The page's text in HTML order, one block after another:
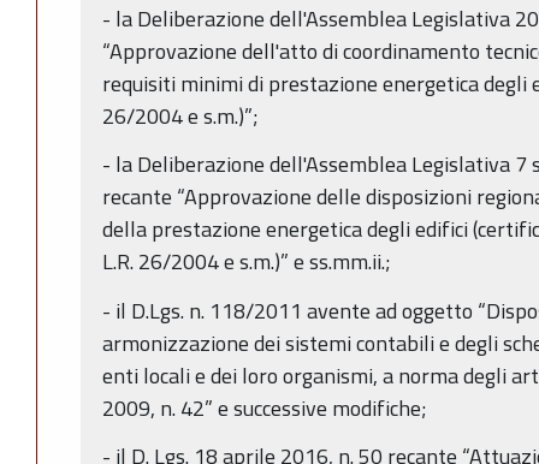
- la Deliberazione dell'Assemblea Legislativa
“Approvazione dell'atto di coordinamento
requisiti minimi di prestazione energetica degli
26/2004 e s.m.)”;
- la Deliberazione dell'Assemblea Legislativa
recante “Approvazione delle disposizioni
della prestazione energetica degli edifici
L.R. 26/2004 e s.m.)” e ss.mm.ii.;
- il D.Lgs. n. 118/2011 avente ad oggetto
armonizzazione dei sistemi contabili e degli
enti locali e dei loro organismi, a norma degli
2009, n. 42” e successive modifiche;
- il D. Lgs. 18 aprile 2016, n. 50 recante